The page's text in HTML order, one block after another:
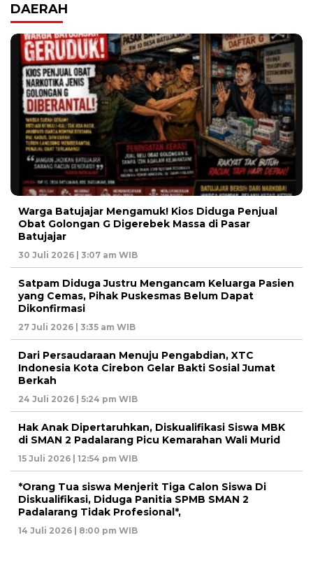
DAERAH
Warga Batujajar Mengamuk! Kios Diduga Penjual
Obat Golongan G Digerebek Massa di Pasar
Batujajar
30 Juli 2026 | 3:07 am WIB
Satpam Diduga Justru Mengancam Keluarga Pasien
yang Cemas, Pihak Puskesmas Belum Dapat
Dikonfirmasi
27 Juli 2026 | 3:35 am WIB
Dari Persaudaraan Menuju Pengabdian, XTC
Indonesia Kota Cirebon Gelar Bakti Sosial Jumat
Berkah
24 Juli 2026 | 5:24 pm WIB
Hak Anak Dipertaruhkan, Diskualifikasi Siswa MBK
di SMAN 2 Padalarang Picu Kemarahan Wali Murid
15 Juli 2026 | 12:54 pm WIB
*Orang Tua siswa Menjerit Tiga Calon Siswa Di
Diskualifikasi, Diduga Panitia SPMB SMAN 2
Padalarang Tidak Profesional*,
14 Juli 2026 | 8:00 pm WIB